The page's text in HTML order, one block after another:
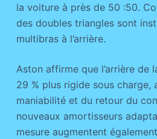
la voiture à près de 50 :50.
des doubles triangles sont
multibras à l’arrière.
Aston affirme que l’arrière de
29 % plus rigide sous charge,
maniabilité et du retour du
nouveaux amortisseurs
mesure augmentent